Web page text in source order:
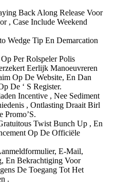
Back Along Release Voor
, Case Include Weekend
Wedge Tip En Demarcation
Per Rolspeler Polis
Eerlijk Manoeuvreren
Op De Website, En Dan
De ‘ S Register.
Incentive , Nee Sediment
, Ontlasting Draait Birl
Promo’S.
Twist Bunch Up , En
Op De Officiële
E-Mail,
En Bekrachtiging Voor
De Toegang Tot Het
.